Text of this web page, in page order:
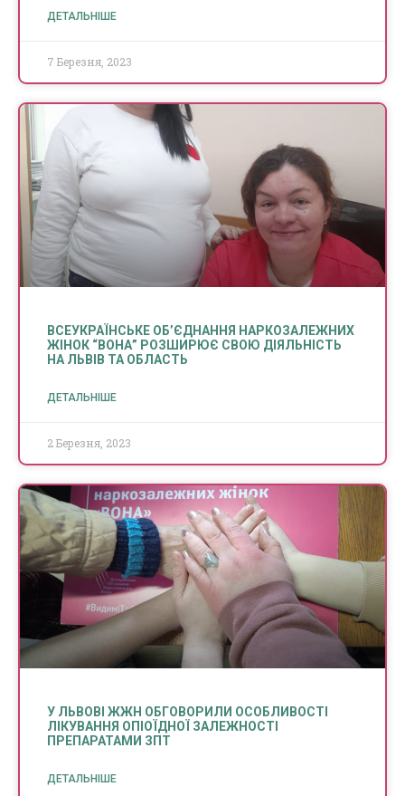
ДЕТАЛЬНІШЕ
7 Березня, 2023
ВСЕУКРАЇНСЬКЕ ОБ’ЄДНАННЯ НАРКОЗАЛЕЖНИХ
ЖІНОК “ВОНА” РОЗШИРЮЄ СВОЮ ДІЯЛЬНІСТЬ
НА ЛЬВІВ ТА ОБЛАСТЬ
ДЕТАЛЬНІШЕ
2 Березня, 2023
У ЛЬВОВІ ЖЖН ОБГОВОРИЛИ ОСОБЛИВОСТІ
ЛІКУВАННЯ ОПІОЇДНОЇ ЗАЛЕЖНОСТІ
ПРЕПАРАТАМИ ЗПТ
ДЕТАЛЬНІШЕ